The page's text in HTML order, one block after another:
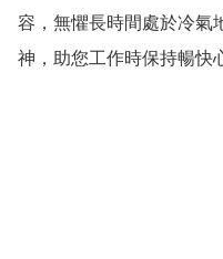
容，無懼長時間處於冷氣
神，助您工作時保持暢快